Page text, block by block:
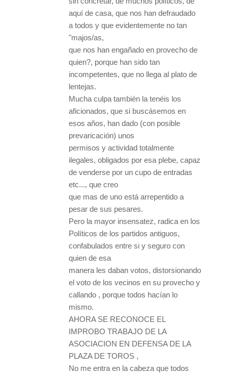
aquí de casa, que nos han defraudado
a todos y que evidentemente no tan
"majos/as,
que nos han engañado en provecho de
quien?, porque han sido tan
incompetentes, que no llega al plato de
lentejas.
Mucha culpa también la tenéis los
aficionados, que si buscásemos en
esos años, han dado (con posible
prevaricación) unos
permisos y actividad totalmente
ilegales, obligados por esa plebe, capaz
de venderse por un cupo de entradas
etc..., que creo
que mas de uno está arrepentido a
pesar de sus pesares.
Pero la mayor insensatez, radica en los
Políticos de los partidos antiguos,
confabulados entre si y seguro con
quien de esa
manera les daban votos, distorsionando
el voto de los vecinos en su provecho y
callando , porque todos hacían lo
mismo.
AHORA SE RECONOCE EL
IMPROBO TRABAJO DE LA
ASOCIACION EN DEFENSA DE LA
PLAZA DE TOROS ,
No me entra en la cabeza que todos